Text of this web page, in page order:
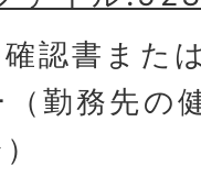
認書また
勤務先の